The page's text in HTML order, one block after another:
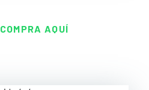
COMPRA AQUÍ